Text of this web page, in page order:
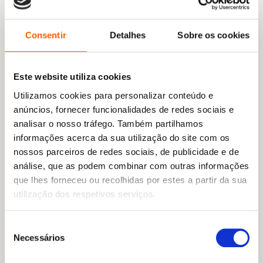
Consentir Detalhes Sobre os cookies
Este website utiliza cookies
Utilizamos cookies para personalizar conteúdo e
anúncios, fornecer funcionalidades de redes sociais e
analisar o nosso tráfego. Também partilhamos
informações acerca da sua utilização do site com os
nossos parceiros de redes sociais, de publicidade e de
análise, que as podem combinar com outras informações
que lhes forneceu ou recolhidas por estes a partir da sua
utilização dos respetivos serviços.
Necessários